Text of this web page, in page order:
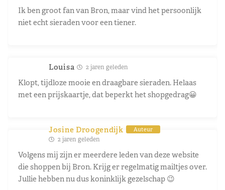
Ik ben groot fan van Bron, maar vind het persoonlijk
niet echt sieraden voor een tiener.
Louisa 2 jaren geleden
Klopt, tijdloze mooie en draagbare sieraden. Helaas
met een prijskaartje, dat beperkt het shopgedrag😀
Josine Droogendijk Auteur
2 jaren geleden
Volgens mij zijn er meerdere leden van deze website
die shoppen bij Bron. Krijg er regelmatig mailtjes over.
Jullie hebben nu dus koninklijk gezelschap 😉